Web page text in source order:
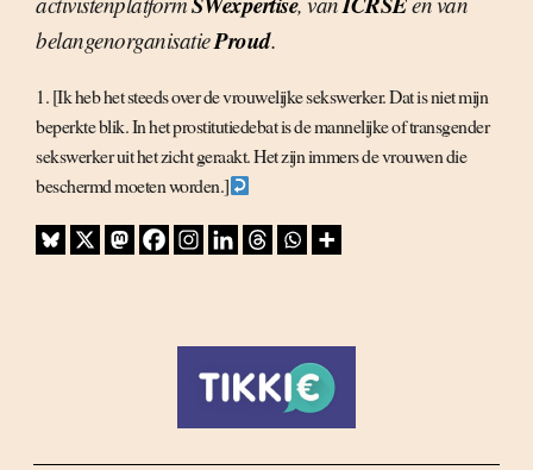
belangenorganisatieProud.
1. [Ik heb het steeds over de vrouwelijke sekswerker. Dat is niet mijn
beperkte blik. In het prostitutiedebat is de mannelijke of transgender
sekswerker uit het zicht geraakt. Het zijn immers de vrouwen die
beschermd moeten worden.]